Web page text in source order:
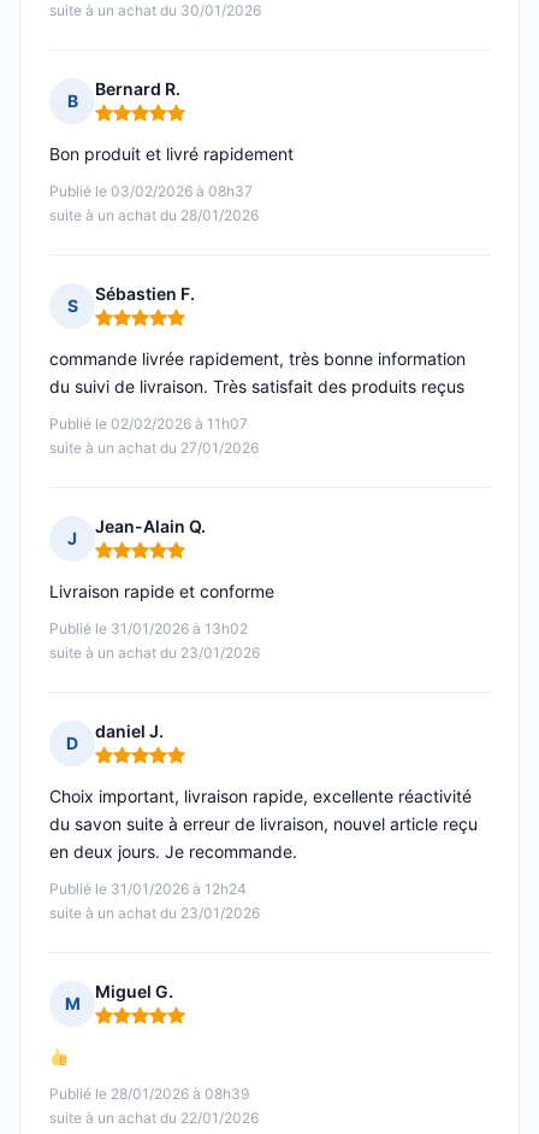
suite à un achat du 30/01/2026
B
Bernard R.
Note : 5 sur 5
Publié le 03/02/2026 à 08h37
suite à un achat du 28/01/2026
Bon produit et livré rapidement
S
Sébastien F.
Note : 5 sur 5
Publié le 02/02/2026 à 11h07
suite à un achat du 27/01/2026
commande livrée rapidement, très bonne information
du suivi de livraison. Très satisfait des produits reçus
J
Jean-Alain Q.
Note : 5 sur 5
Publié le 31/01/2026 à 13h02
suite à un achat du 23/01/2026
Livraison rapide et conforme
D
daniel J.
Note : 5 sur 5
Publié le 31/01/2026 à 12h24
suite à un achat du 23/01/2026
Choix important, livraison rapide, excellente réactivité
du savon suite à erreur de livraison, nouvel article reçu
en deux jours. Je recommande.
M
Miguel G.
Note : 5 sur 5
Publié le 28/01/2026 à 08h39
suite à un achat du 22/01/2026